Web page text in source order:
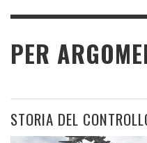
PER
STORIA DEL